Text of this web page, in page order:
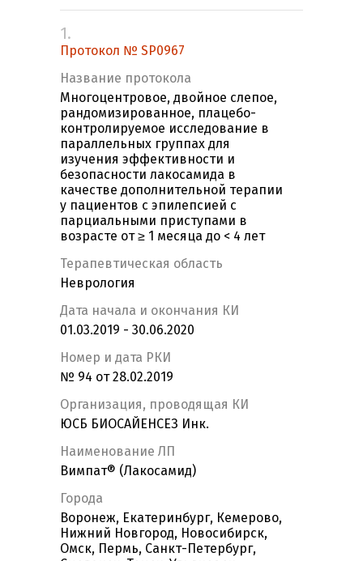
1.
Протокол № SP0967
Название протокола
Многоцентровое, двойное слепое,
рандомизированное, плацебо-
контролируемое исследование в
параллельных группах для
изучения эффективности и
безопасности лакосамида в
качестве дополнительной терапии
у пациентов c эпилепсией с
парциальными приступами в
возрасте от ≥ 1 месяца до < 4 лет
Терапевтическая область
Неврология
Дата начала и окончания КИ
01.03.2019 - 30.06.2020
Номер и дата РКИ
№ 94 от 28.02.2019
Организация, проводящая КИ
ЮСБ БИОСАЙЕНСЕЗ Инк.
Наименование ЛП
Вимпат® (Лакосамид)
Города
Воронеж, Екатеринбург, Кемерово,
Нижний Новгород, Новосибирск,
Омск, Пермь, Санкт-Петербург,